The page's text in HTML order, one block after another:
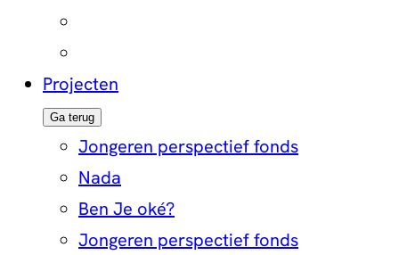
Projecten
Ga terug
Jongeren perspectief fonds
Nada
Ben Je oké?
Jongeren perspectief fonds